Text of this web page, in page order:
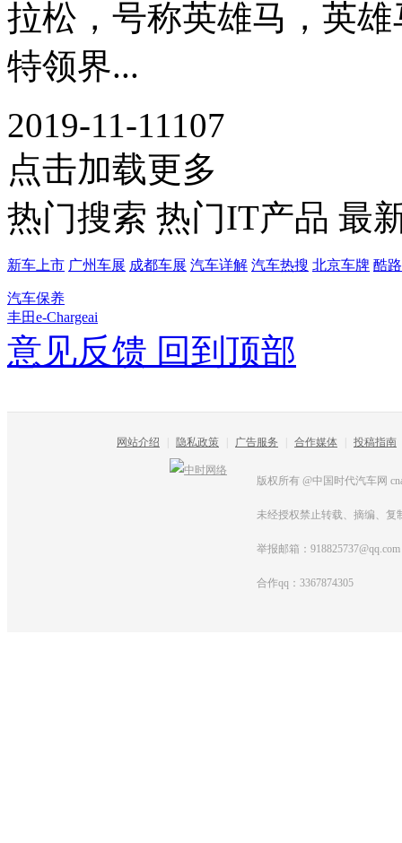
拉松，号称英雄马，英
特领界...
2019-11-11107
点击加载更多
热门搜索 热门IT产品 最
新车上市 广州车展 成都车展 汽车详解 汽车热搜 北京车牌 酷
汽车保养
丰田e-Chargeai
意见反馈 回到顶部
网站介绍 隐私政策 广告服务 合作媒体 投稿指南
版权所有 @中国时代汽车网
未经授权禁止转载、摘编、复
举报邮箱：918825737@qq.com
合作qq：3367874305